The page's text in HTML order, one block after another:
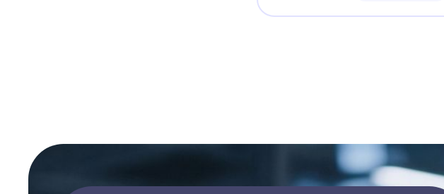
нижнего с фильтрующим
элементом которое и
находится за корзиной для